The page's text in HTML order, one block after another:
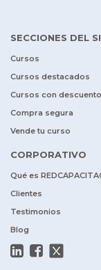
SECCIONES DEL
Cursos
Cursos destacados
Cursos con descuento
Compra segura
Vende tu curso
CORPORATIVO
Qué es
Clientes
Testimonios
Blog